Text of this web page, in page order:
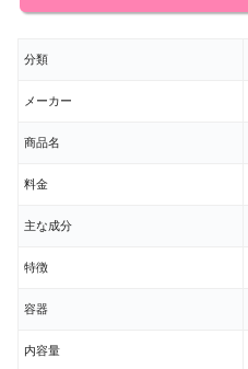
分類
メーカー
商品名
料金
主な成分
特徴
容器
内容量